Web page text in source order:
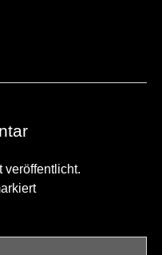
veröffentlicht.